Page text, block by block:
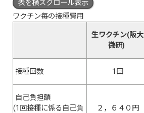
表を横スクロール表示
ワクチン毎の接種費用
生ワクチン(阪大
微研)
接種回数 1回
自己負担額
(1回接種に係る自己負
２，６４０円